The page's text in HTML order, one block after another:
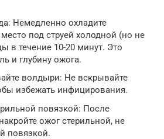
Немедленно охладите
под струей холодной (но не
в течение 10-20 минут. Это
и глубину ожога.
волдыри: Не вскрывайте
избежать инфицирования.
повязкой: После
ожог стерильной, не
повязкой.